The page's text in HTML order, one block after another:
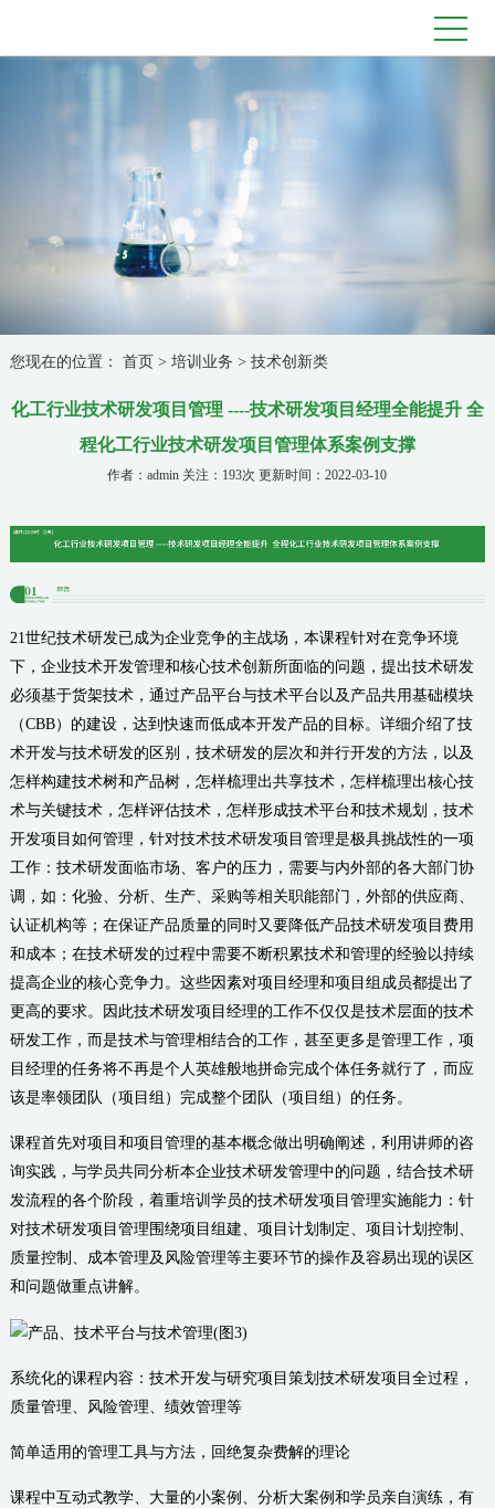
您现在的位置： 首页 > 培训业务 > 技术创新类
化工行业技术研发项目管理 ----技术研发项目经理全能提升 全
程化工行业技术研发项目管理体系案例支撑
作者：admin 关注：193次 更新时间：2022-03-10
21世纪技术研发已成为企业竞争的主战场，本课程针对在竞争环境
下，企业技术开发管理和核心技术创新所面临的问题，提出技术研发
必须基于货架技术，通过产品平台与技术平台以及产品共用基础模块
（CBB）的建设，达到快速而低成本开发产品的目标。详细介绍了技
术开发与技术研发的区别，技术研发的层次和并行开发的方法，以及
怎样构建技术树和产品树，怎样梳理出共享技术，怎样梳理出核心技
术与关键技术，怎样评估技术，怎样形成技术平台和技术规划，技术
开发项目如何管理，针对技术技术研发项目管理是极具挑战性的一项
工作：技术研发面临市场、客户的压力，需要与内外部的各大部门协
调，如：化验、分析、生产、采购等相关职能部门，外部的供应商、
认证机构等；在保证产品质量的同时又要降低产品技术研发项目费用
和成本；在技术研发的过程中需要不断积累技术和管理的经验以持续
提高企业的核心竞争力。这些因素对项目经理和项目组成员都提出了
更高的要求。因此技术研发项目经理的工作不仅仅是技术层面的技术
研发工作，而是技术与管理相结合的工作，甚至更多是管理工作，项
目经理的任务将不再是个人英雄般地拼命完成个体任务就行了，而应
该是率领团队（项目组）完成整个团队（项目组）的任务。
课程首先对项目和项目管理的基本概念做出明确阐述，利用讲师的咨
询实践，与学员共同分析本企业技术研发管理中的问题，结合技术研
发流程的各个阶段，着重培训学员的技术研发项目管理实施能力：针
对技术研发项目管理围绕项目组建、项目计划制定、项目计划控制、
质量控制、成本管理及风险管理等主要环节的操作及容易出现的误区
和问题做重点讲解。
系统化的课程内容：技术开发与研究项目策划技术研发项目全过程，
质量管理、风险管理、绩效管理等
简单适用的管理工具与方法，回绝复杂费解的理论
课程中互动式教学、大量的小案例、分析大案例和学员亲自演练，有